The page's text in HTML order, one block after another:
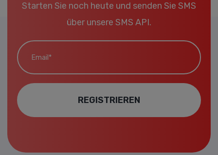
Starten Sie noch heute und senden Sie SMS
über unsere SMS API.
Email*
REGISTRIEREN